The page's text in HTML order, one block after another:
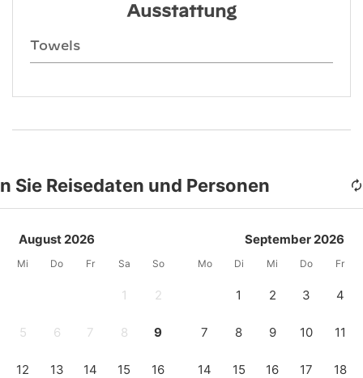
Ausstattung
Towels
Sie Reisedaten und Personen
August 2026
Mi Do Fr Sa So
1 2
5 6 7 8 9
12 13 14 15 16
September 2026
Mo Di Mi Do Fr
1 2 3 4
7 8 9 10 11
14 15 16 17 18